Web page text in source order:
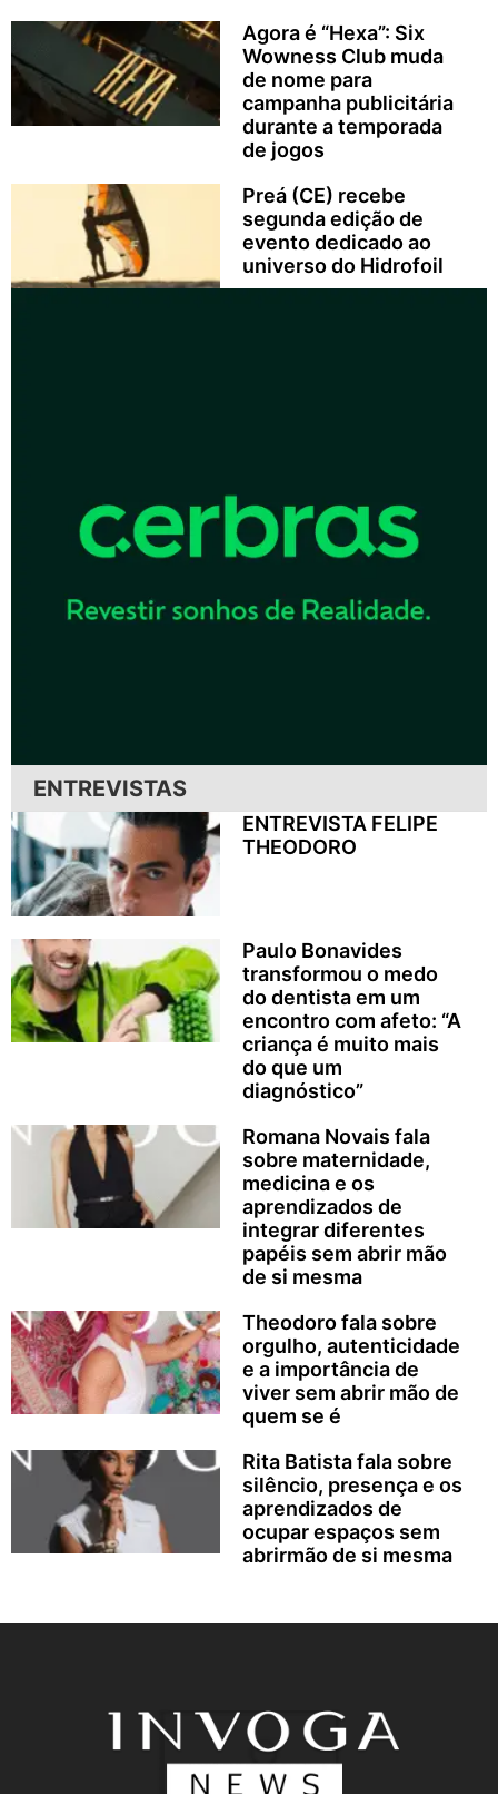
Agora é “Hexa”: Six
Wowness Club muda
de nome para
campanha publicitária
durante a temporada
de jogos
Preá (CE) recebe
segunda edição de
evento dedicado ao
universo do Hidrofoil
ENTREVISTAS
ENTREVISTA FELIPE
THEODORO
Paulo Bonavides
transformou o medo
do dentista em um
encontro com afeto: “A
criança é muito mais
do que um
diagnóstico”
Romana Novais fala
sobre maternidade,
medicina e os
aprendizados de
integrar diferentes
papéis sem abrir mão
de si mesma
Theodoro fala sobre
orgulho, autenticidade
e a importância de
viver sem abrir mão de
quem se é
Rita Batista fala sobre
silêncio, presença e os
aprendizados de
ocupar espaços sem
abrirmão de si mesma